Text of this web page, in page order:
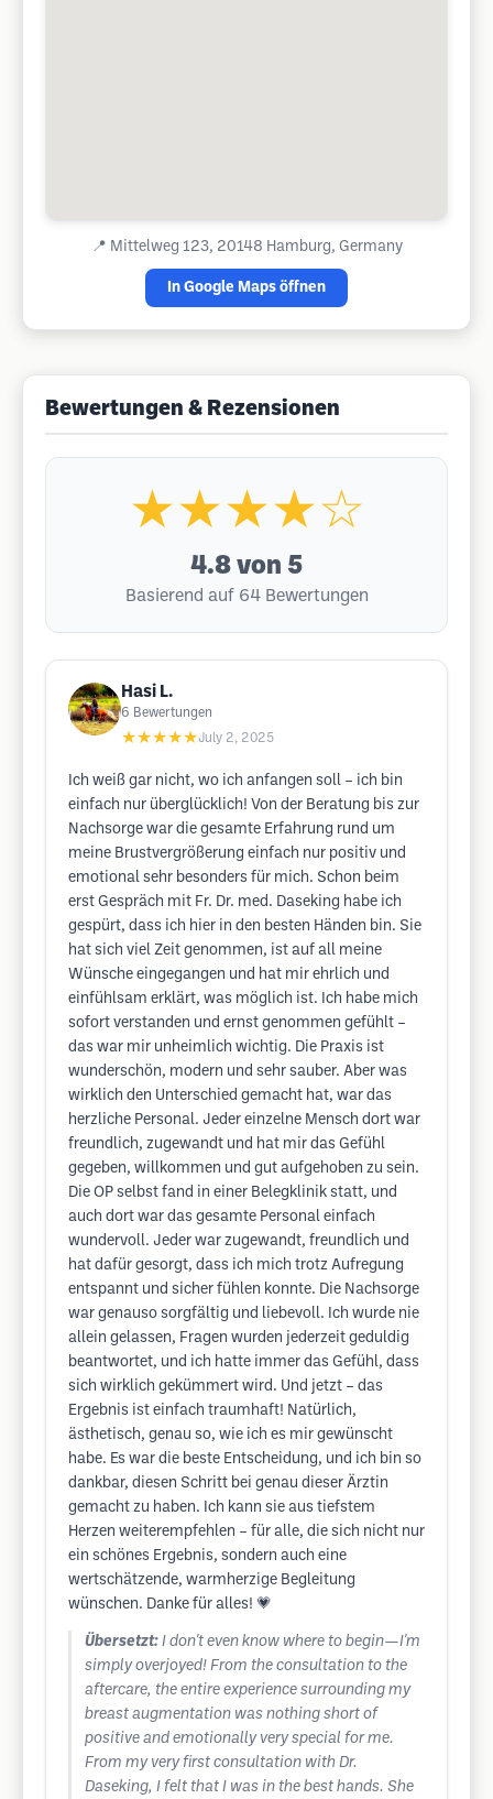
📍 Mittelweg 123, 20148 Hamburg, Germany
In Google Maps öffnen
Bewertungen & Rezensionen
★★★★☆
4.8 von 5
Basierend auf 64 Bewertungen
Hasi L.
6 Bewertungen
★★★★★July 2, 2025
Ich weiß gar nicht, wo ich anfangen soll – ich bin
einfach nur überglücklich! Von der Beratung bis zur
Nachsorge war die gesamte Erfahrung rund um
meine Brustvergrößerung einfach nur positiv und
emotional sehr besonders für mich. Schon beim
erst Gespräch mit Fr. Dr. med. Daseking habe ich
gespürt, dass ich hier in den besten Händen bin. Sie
hat sich viel Zeit genommen, ist auf all meine
Wünsche eingegangen und hat mir ehrlich und
einfühlsam erklärt, was möglich ist. Ich habe mich
sofort verstanden und ernst genommen gefühlt –
das war mir unheimlich wichtig. Die Praxis ist
wunderschön, modern und sehr sauber. Aber was
wirklich den Unterschied gemacht hat, war das
herzliche Personal. Jeder einzelne Mensch dort war
freundlich, zugewandt und hat mir das Gefühl
gegeben, willkommen und gut aufgehoben zu sein.
Die OP selbst fand in einer Belegklinik statt, und
auch dort war das gesamte Personal einfach
wundervoll. Jeder war zugewandt, freundlich und
hat dafür gesorgt, dass ich mich trotz Aufregung
entspannt und sicher fühlen konnte. Die Nachsorge
war genauso sorgfältig und liebevoll. Ich wurde nie
allein gelassen, Fragen wurden jederzeit geduldig
beantwortet, und ich hatte immer das Gefühl, dass
sich wirklich gekümmert wird. Und jetzt – das
Ergebnis ist einfach traumhaft! Natürlich,
ästhetisch, genau so, wie ich es mir gewünscht
habe. Es war die beste Entscheidung, und ich bin so
dankbar, diesen Schritt bei genau dieser Ärztin
gemacht zu haben. Ich kann sie aus tiefstem
Herzen weiterempfehlen – für alle, die sich nicht nur
ein schönes Ergebnis, sondern auch eine
wertschätzende, warmherzige Begleitung
wünschen. Danke für alles! 💗
Übersetzt: I don't even know where to begin—I'm
simply overjoyed! From the consultation to the
aftercare, the entire experience surrounding my
breast augmentation was nothing short of
positive and emotionally very special for me.
From my very first consultation with Dr.
Daseking, I felt that I was in the best hands. She